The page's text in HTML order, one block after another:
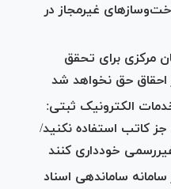
غیرمجاز در
مرکزی برای تحقق
احقاق حق نخواهد شد
الکترونیک ثبتی:
کاتب استفاده نکنید/
خودداری کنند
ساماندهی اسناد